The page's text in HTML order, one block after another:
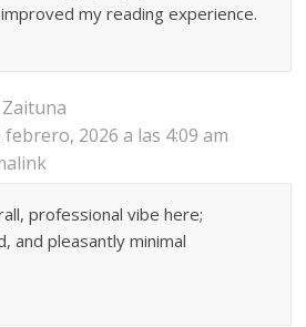
my reading experience.
Zaituna
febrero, 2026 a las 4:09 am
professional vibe here;
and pleasantly minimal